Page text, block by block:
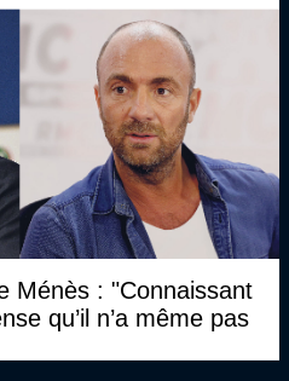
Ménès : "Connaissant
qu’il n’a même pas